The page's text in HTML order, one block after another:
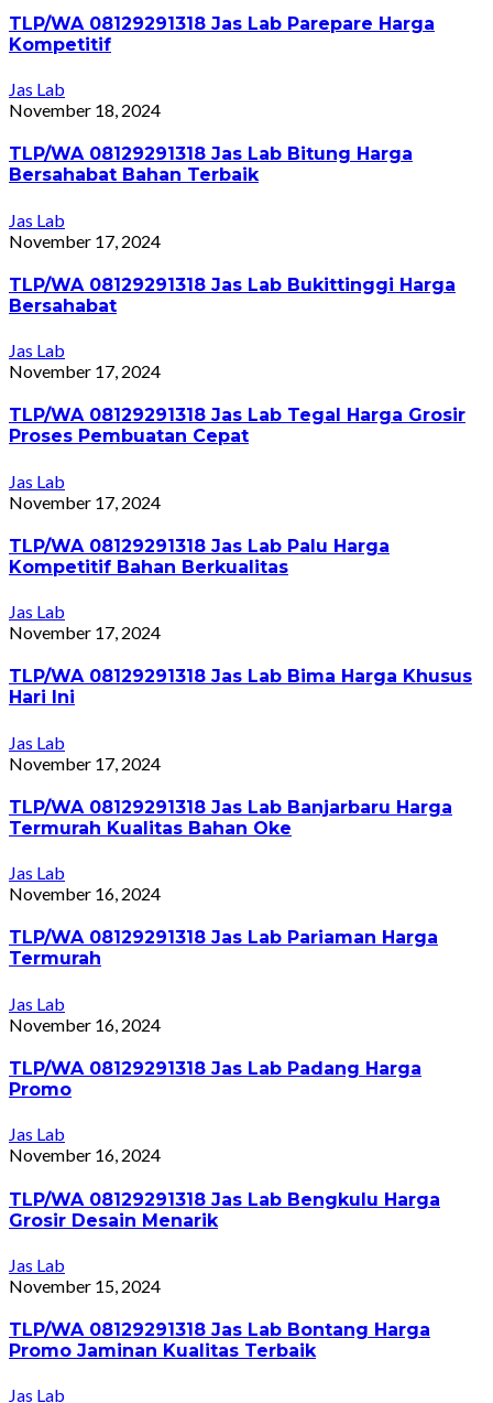
TLP/WA 08129291318 Jas Lab Parepare Harga
Kompetitif
Jas Lab
November 18, 2024
TLP/WA 08129291318 Jas Lab Bitung Harga
Bersahabat Bahan Terbaik
Jas Lab
November 17, 2024
TLP/WA 08129291318 Jas Lab Bukittinggi Harga
Bersahabat
Jas Lab
November 17, 2024
TLP/WA 08129291318 Jas Lab Tegal Harga Grosir
Proses Pembuatan Cepat
Jas Lab
November 17, 2024
TLP/WA 08129291318 Jas Lab Palu Harga
Kompetitif Bahan Berkualitas
Jas Lab
November 17, 2024
TLP/WA 08129291318 Jas Lab Bima Harga Khusus
Hari Ini
Jas Lab
November 17, 2024
TLP/WA 08129291318 Jas Lab Banjarbaru Harga
Termurah Kualitas Bahan Oke
Jas Lab
November 16, 2024
TLP/WA 08129291318 Jas Lab Pariaman Harga
Termurah
Jas Lab
November 16, 2024
TLP/WA 08129291318 Jas Lab Padang Harga
Promo
Jas Lab
November 16, 2024
TLP/WA 08129291318 Jas Lab Bengkulu Harga
Grosir Desain Menarik
Jas Lab
November 15, 2024
TLP/WA 08129291318 Jas Lab Bontang Harga
Promo Jaminan Kualitas Terbaik
Jas Lab